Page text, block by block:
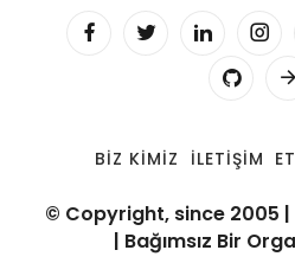
BIZ KIMIZ İLETIŞIM
© Copyright, since 2005 |
| Bağımsız Bir